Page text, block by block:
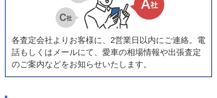
各査定会社よりお客様に、2営業日以内にご連絡。電
話もしくはメールにて、愛車の相場情報や出張査定
のご案内などをお知らせいたします。